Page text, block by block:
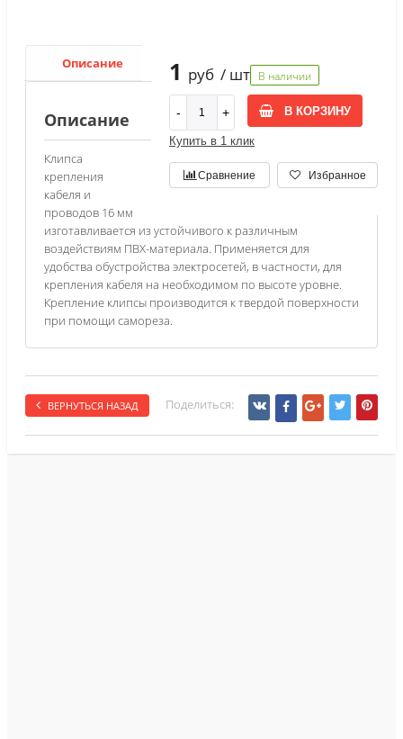
1 руб / шт В наличии
В КОРЗИНУ
Купить в 1 клик
Сравнение Избранное
Описание
Описание
Клипса
крепления
кабеля и
проводов 16 мм
изготавливается из устойчивого к различным
воздействиям ПВХ-материала. Применяется для
удобства обустройства электросетей, в частности, для
крепления кабеля на необходимом по высоте уровне.
Крепление клипсы производится к твердой поверхности
при помощи самореза.
ВЕРНУТЬСЯ НАЗАД Поделиться: